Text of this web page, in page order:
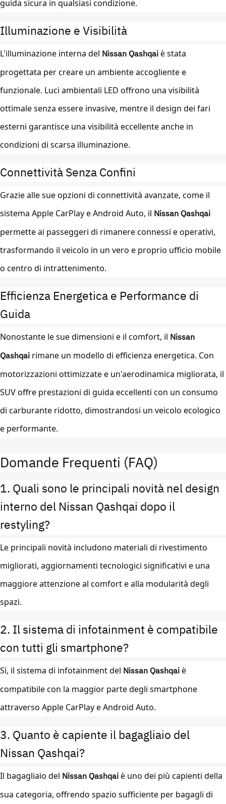
guida sicura in qualsiasi condizione.
Illuminazione e Visibilità
L'illuminazione interna del Nissan Qashqaiè stata
progettata per creare un ambiente accogliente e
funzionale. Luci ambientali LED offrono una visibilità
ottimale senza essere invasive, mentre il design dei fari
esterni garantisce una visibilità eccellente anche in
condizioni di scarsa illuminazione.
Connettività Senza Confini
Grazie alle sue opzioni di connettività avanzate, come il
sistema Apple CarPlay e Android Auto, il Nissan Qashqai
permette ai passeggeri di rimanere connessi e operativi,
trasformando il veicolo in un vero e proprio ufficio mobile
o centro di intrattenimento.
Efficienza Energetica e Performance di
Guida
Nonostante le sue dimensioni e il comfort, il Nissan
Qashqai rimane un modello di efficienza energetica. Con
motorizzazioni ottimizzate e un'aerodinamica migliorata, il
SUV offre prestazioni di guida eccellenti con un consumo
di carburante ridotto, dimostrandosi un veicolo ecologico
e performante.
Domande Frequenti (FAQ)
1. Quali sono le principali novità nel design
interno del Nissan Qashqai dopo il
restyling?
Le principali novità includono materiali di rivestimento
migliorati, aggiornamenti tecnologici significativi e una
maggiore attenzione al comfort e alla modularità degli
spazi.
2. Il sistema di infotainment è compatibile
con tutti gli smartphone?
Sì, il sistema di infotainment del Nissan Qashqaiè
compatibile con la maggior parte degli smartphone
attraverso Apple CarPlay e Android Auto.
3. Quanto è capiente il bagagliaio del
Nissan Qashqai?
Il bagagliaio del Nissan Qashqaiè uno dei più capienti della
sua categoria, offrendo spazio sufficiente per bagagli di